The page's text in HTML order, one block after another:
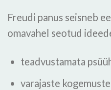
Freudi panus seisneb
omavahel seotud
teadvustamata
varajaste